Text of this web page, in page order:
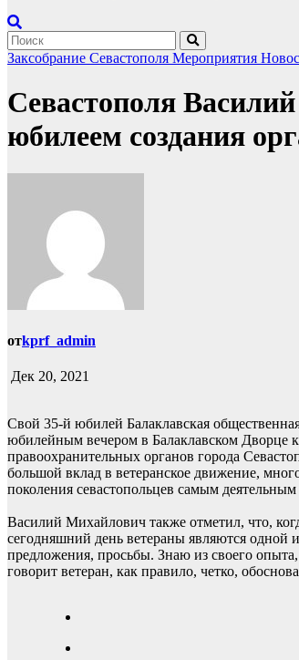
Заксобрание Севастополя Мероприятия
Севастополя
юбилеем создания
отkprf_admin
Дек 20, 2021
Свой 35-й юбилей Балаклавская
юбилейным вечером в Балаклавском Дворце
правоохранительных органов города
большой вклад в ветеранское движение,
поколения севастопольцев самым
Василий Михайлович также отметил, что,
сегодняшний день ветераны являются
предложения, просьбы. Знаю из своего
говорит ветеран, как правило, четко,